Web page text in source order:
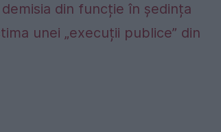
din funcție în ședința
unei „execuții publice” din